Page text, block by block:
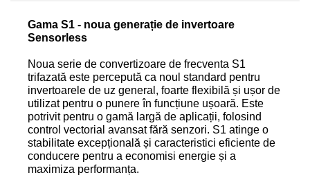
Gama S1 - noua generație de invertoare
Sensorless
Noua serie de convertizoare de frecventa S1
trifazată este percepută ca noul standard pentru
invertoarele de uz general, foarte flexibilă și ușor de
utilizat pentru o punere în funcțiune ușoară. Este
potrivit pentru o gamă largă de aplicații, folosind
control vectorial avansat fără senzori. S1 atinge o
stabilitate excepțională și caracteristici eficiente de
conducere pentru a economisi energie și a
maximiza performanța.